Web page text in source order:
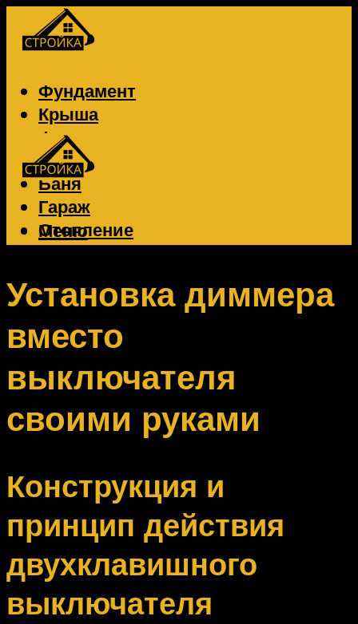
Фундамент
Крыша
Фасад
Забор
Баня
Гараж
Отопление
Вентиляция
Меню
Меню
Установка диммера
вместо
выключателя
своими руками
Конструкция и
принцип действия
двухклавишного
выключателя